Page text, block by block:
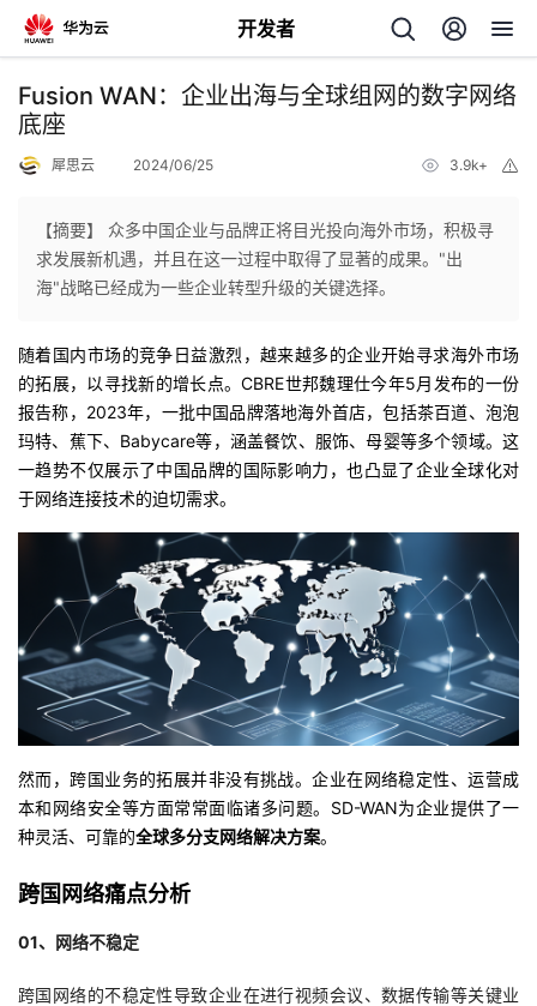
开发者
返
回
个
人
主
页
我
的
开
的
博
客
我
的
论
我
的
我
我
Fusion WAN：企业出海与全球组网的数字网络
底座
犀思云 2024/06/25 3.9k+
【摘要】 众多中国企业与品牌正将目光投向海外市场，积极寻
求发展新机遇，并且在这一过程中取得了显著的成果。"出
海"战略已经成为一些企业转型升级的关键选择。
随着国内市场的竞争日益激烈，越来越多的企业开始寻求海外市场
的拓展，以寻找新的增长点。CBRE世邦魏理仕今年5月发布的一份
报告称，2023年，一批中国品牌落地海外首店，包括茶百道、泡泡
玛特、蕉下、Babycare等，涵盖餐饮、服饰、母婴等多个领域。这
一趋势不仅展示了中国品牌的国际影响力，也凸显了企业全球化对
于网络连接技术的迫切需求。
然而，跨国业务的拓展并非没有挑战。企业在网络稳定性、运营成
本和网络安全等方面常常面临诸多问题。SD-WAN为企业提供了一
种灵活、可靠的全球多分支网络解决方案。
跨国网络痛点分析
01、 网络不稳定
跨国网络的不稳定性导致企业在进行视频会议、数据传输等关键业